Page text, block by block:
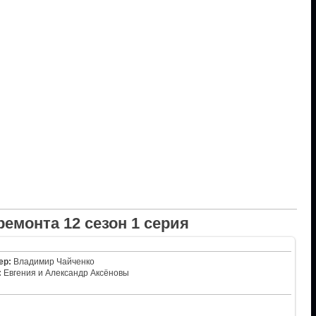
12 сезон 1 серия
Владимир Чайченко
Евгения и Александр Аксёновы